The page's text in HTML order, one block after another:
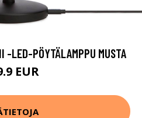
-LED-PÖYTÄLAMPPU MUSTA
EUR